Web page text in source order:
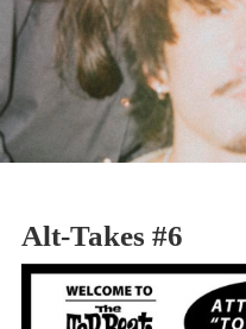
Alt-Takes #6